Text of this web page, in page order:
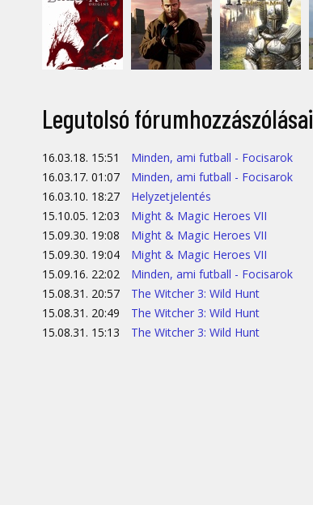
Legutolsó fórumhozzászólásai
16.03.18. 15:51
Minden, ami futball - Focisarok
16.03.17. 01:07
Minden, ami futball - Focisarok
16.03.10. 18:27
Helyzetjelentés
15.10.05. 12:03
Might & Magic Heroes VII
15.09.30. 19:08
Might & Magic Heroes VII
15.09.30. 19:04
Might & Magic Heroes VII
15.09.16. 22:02
Minden, ami futball - Focisarok
15.08.31. 20:57
The Witcher 3: Wild Hunt
15.08.31. 20:49
The Witcher 3: Wild Hunt
15.08.31. 15:13
The Witcher 3: Wild Hunt